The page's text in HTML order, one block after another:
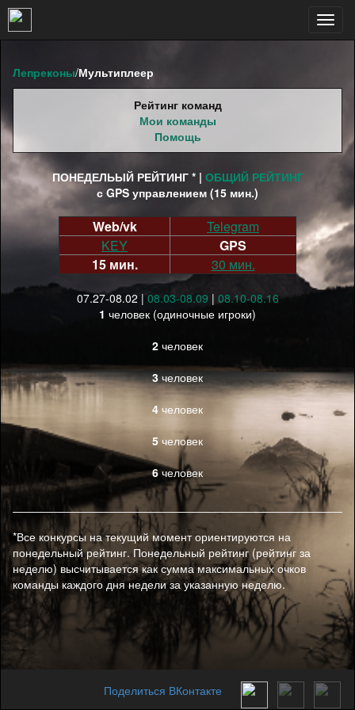
Таблица естьcnt=29016
Лепреконы/Мультиплеер
Рейтинг команд
Мои команды
Помощь
ПОНЕДЕЛЬЫЙ РЕЙТИНГ * | ОБЩИЙ РЕЙТИНГ
с GPS управлением (15 мин.)
Web/vk
Telegram
KEY
GPS
15 мин.
30 мин.
07.27-08.02 | 08.03-08.09 | 08.10-08.16
1 человек (одиночные игроки)
2 человек
3человек
4 человек
5 человек
6 человек
*Все конкурсы на текущий момент ориентируются на
понедельный рейтинг. Понедельный рейтинг (рейтинг за
неделю) высчитывается как сумма максимальных очков
команды каждого дня недели за указанную неделю.
Поделиться ВКонтакте